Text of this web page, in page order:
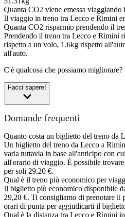
Quanta CO2 viene emessa
Il viaggio in treno tra Lecco e Rimini
Quanta CO2 risparmio prendendo il
Prendendo il treno tra Lecco e Rimini
rispetto a un volo, 1.6kg rispetto
all'auto.
C'è qualcosa che possiamo migliorare?
Facci sapere!
Domande frequenti
Quanto costa un biglietto del treno da
Un biglietto del treno da Lecco a
varia tuttavia in base all'anticipo con
all'orario di viaggio. È possibile
per soli 29,20 €.
Qual è il treno più economico per
Il biglietto più economico disponibile
29,20 €. Ti consigliamo di prenotare il
orari di punta per aggiudicarti il
Qual è la distanza tra Lecco e Rimini